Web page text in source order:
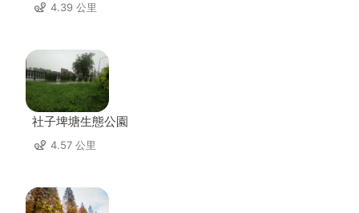
4.39 公里
社子埤塘生態公園
4.57 公里